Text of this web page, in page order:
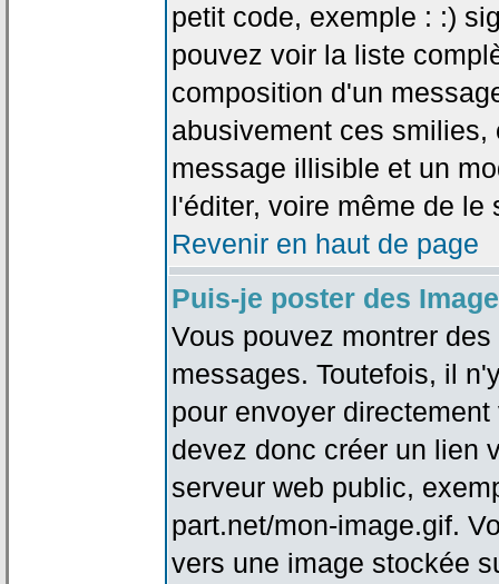
petit code, exemple : :)
pouvez voir la liste
composition d'un
abusivement ces
message illisible et un
l'éditer, voire même de le
Revenir en haut de page
Puis-je poster des
Vous pouvez montrer
messages. Toutefois, il
pour envoyer
devez donc créer un lien
serveur web public,
part.net/mon-image.gif.
vers une image stockée